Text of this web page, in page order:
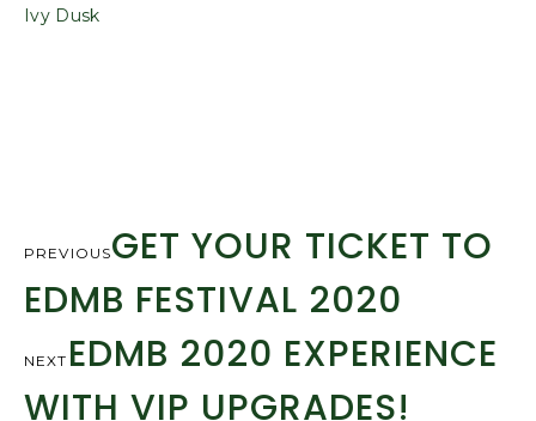
Ivy Dusk
PREVIOUSGET YOUR TICKET TO
EDMB FESTIVAL 2020
NEXT EDMB 2020 EXPERIENCE
WITH VIP UPGRADES!